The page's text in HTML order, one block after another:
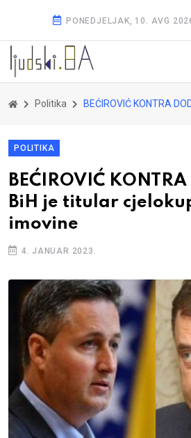
PONEDJELJAK, 10. AVG
Politika BEĆIROVIĆ KONTRA DODIKA: BiH je titular cjelokupne
POLITIKA
BEĆIROVIĆ
BiH je titular
imovine
4. JANUAR 2023.